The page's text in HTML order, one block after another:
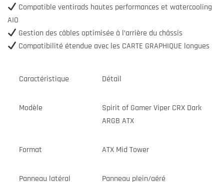
Compatible ventirads hautes performances et watercooling
AIO
Gestion des câbles optimisée à l’arrière du châssis
Compatibilité étendue avec les CARTE GRAPHIQUE longues
Caractéristique Détail
Modèle
Spirit of Gamer Viper CRX Dark
ARGB ATX
Format ATX Mid Tower
Panneau latéral Panneau plein/aéré